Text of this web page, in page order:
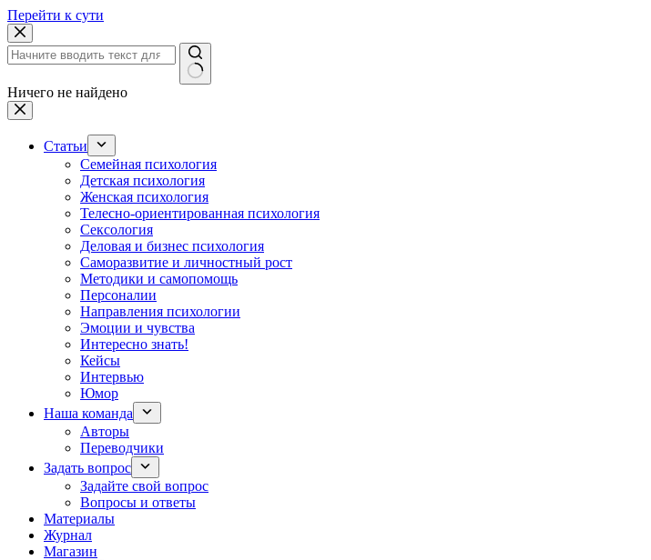
Перейти к сути
Ничего не найдено
Статьи
Семейная психология
Детская психология
Женская психология
Телесно-ориентированная психология
Сексология
Деловая и бизнес психология
Саморазвитие и личностный рост
Методики и самопомощь
Персоналии
Направления психологии
Эмоции и чувства
Интересно знать!
Кейсы
Интервью
Юмор
Наша команда
Авторы
Переводчики
Задать вопрос
Задайте свой вопрос
Вопросы и ответы
Материалы
Журнал
Магазин